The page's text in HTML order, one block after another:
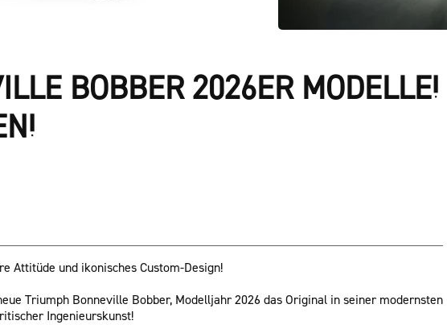
BOBBER 2026ER MODELLE!
Attitüde und ikonisches Custom-Design!
Triumph Bonneville Bobber, Modelljahr 2026 das Original in seiner modernsten
Ingenieurskunst!